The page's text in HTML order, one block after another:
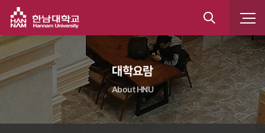
통
합
검
색
대학요람
About HNU